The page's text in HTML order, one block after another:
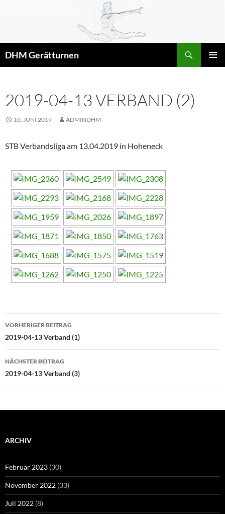
DHM Gerätturnen
2019-04-13 VERBAND (2)
10. JUNI 2019 ADMINDHM
STB Verbandsliga am 13.04.2019 in Hoheneck
Beitragsnavigation
VORHERIGER BEITRAG
2019-04-13 Verband (1)
NÄCHSTER BEITRAG
2019-04-13 Verband (3)
ARCHIV
Februar 2023 (30)
November 2022 (33)
Juli 2022 (8)